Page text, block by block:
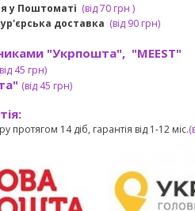
у Поштоматі (від 70 грн )
доставка (від90 грн)
"Укрпошта", "MEEST"
45 грн)
(від 45 грн)
протягом 14 діб, гарантія від 1-12 міс.